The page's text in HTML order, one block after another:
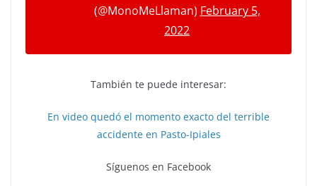
(@MonoMeLlaman) February 5,
2022
También te puede interesar:
En video quedó el momento exacto del terrible
accidente en Pasto-Ipiales
Síguenos en Facebook